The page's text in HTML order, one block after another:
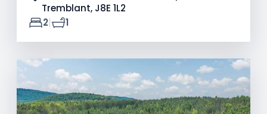
Tremblant, J8E 1L2
2| 1